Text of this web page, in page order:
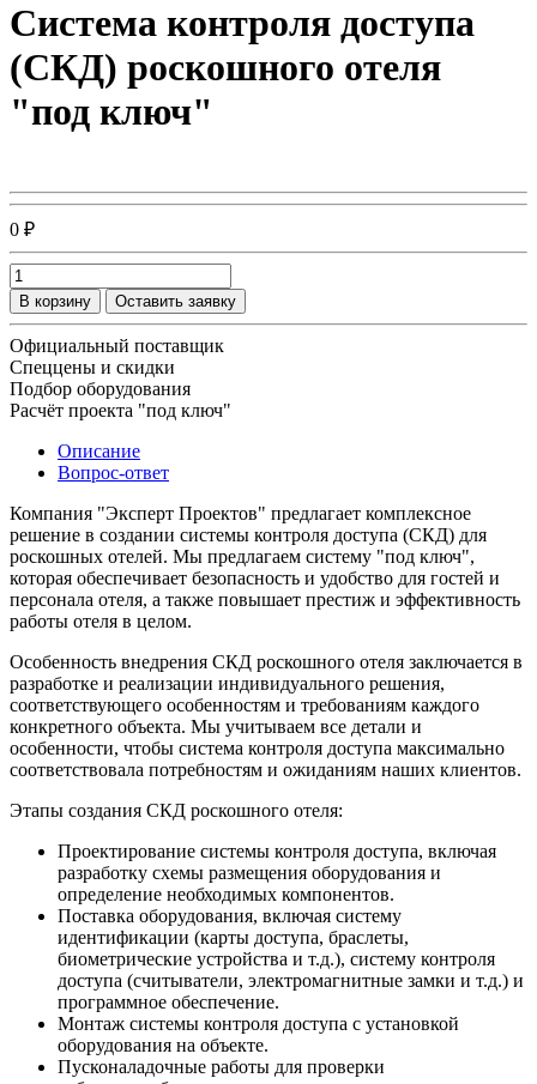
Система контроля доступа
(СКД) роскошного отеля
"под ключ"
0 ₽
В корзину Оставить заявку
Официальный поставщик
Спеццены и скидки
Подбор оборудования
Расчёт проекта "под ключ"
Описание
Вопрос-ответ
Компания "Эксперт Проектов" предлагает комплексное
решение в создании системы контроля доступа (СКД) для
роскошных отелей. Мы предлагаем систему "под ключ",
которая обеспечивает безопасность и удобство для гостей и
персонала отеля, а также повышает престиж и эффективность
работы отеля в целом.
Особенность внедрения СКД роскошного отеля заключается в
разработке и реализации индивидуального решения,
соответствующего особенностям и требованиям каждого
конкретного объекта. Мы учитываем все детали и
особенности, чтобы система контроля доступа максимально
соответствовала потребностям и ожиданиям наших клиентов.
Этапы создания СКД роскошного отеля:
Проектирование системы контроля доступа, включая
разработку схемы размещения оборудования и
определение необходимых компонентов.
Поставка оборудования, включая систему
идентификации (карты доступа, браслеты,
биометрические устройства и т.д.), систему контроля
доступа (считыватели, электромагнитные замки и т.д.) и
программное обеспечение.
Монтаж системы контроля доступа с установкой
оборудования на объекте.
Пусконаладочные работы для проверки